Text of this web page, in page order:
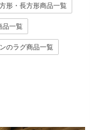
形・長方形商品一覧
品一覧
のラグ商品一覧